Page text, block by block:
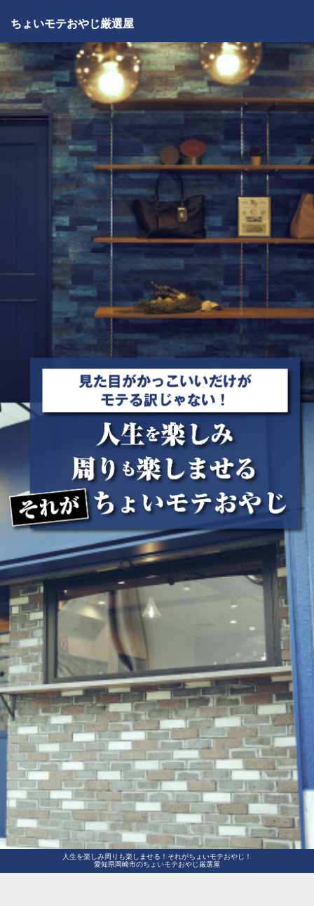
人生を楽しみ周りも楽しませる！それがちょいモテおやじ！
愛知県岡崎市のちょいモテおやじ厳選屋
ちょいモテおやじ厳選屋